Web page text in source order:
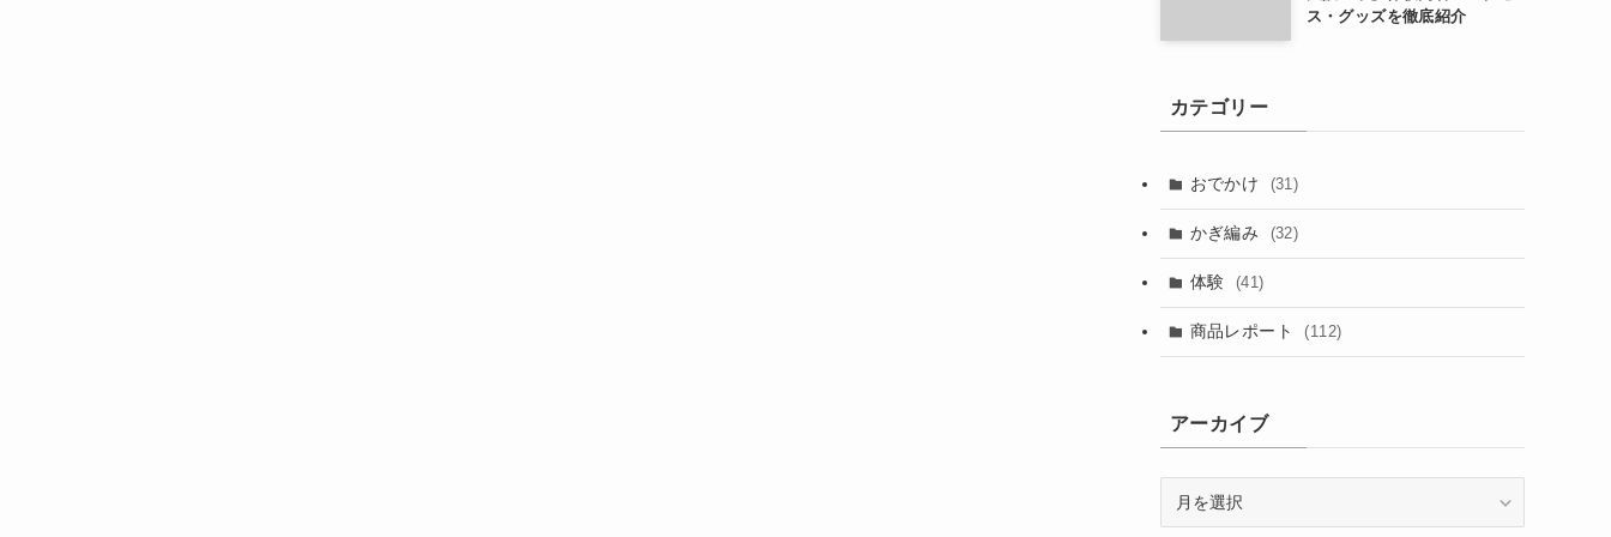
ス・グッズを徹底紹介
カテゴリー
おでかけ (31)
かぎ編み (32)
体験 (41)
商品レポート (112)
アーカイブ